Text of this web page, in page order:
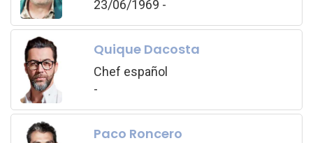
23/06/1969 -
Quique Dacosta
Chef español
-
Paco Roncero